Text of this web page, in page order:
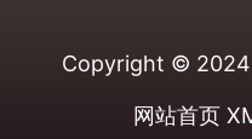
Copyright © 2024
网站首页